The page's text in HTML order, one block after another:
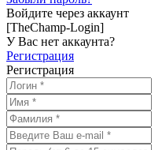
Войдите через аккаунт
[TheChamp-Login]
У Вас нет аккаунта?
Регистрация
Регистрация